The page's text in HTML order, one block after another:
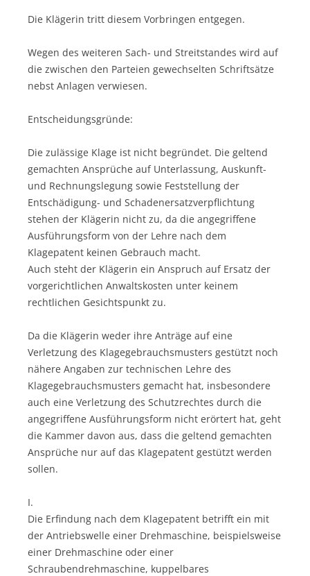
Die Klägerin tritt diesem Vorbringen entgegen.
Wegen des weiteren Sach- und Streitstandes wird auf
die zwischen den Parteien gewechselten Schriftsätze
nebst Anlagen verwiesen.
Entscheidungsgründe:
Die zulässige Klage ist nicht begründet. Die geltend
gemachten Ansprüche auf Unterlassung, Auskunft-
und Rechnungslegung sowie Feststellung der
Entschädigung- und Schadenersatzverpflichtung
stehen der Klägerin nicht zu, da die angegriffene
Ausführungsform von der Lehre nach dem
Klagepatent keinen Gebrauch macht.
Auch steht der Klägerin ein Anspruch auf Ersatz der
vorgerichtlichen Anwaltskosten unter keinem
rechtlichen Gesichtspunkt zu.
Da die Klägerin weder ihre Anträge auf eine
Verletzung des Klagegebrauchsmusters gestützt noch
nähere Angaben zur technischen Lehre des
Klagegebrauchsmusters gemacht hat, insbesondere
auch eine Verletzung des Schutzrechtes durch die
angegriffene Ausführungsform nicht erörtert hat, geht
die Kammer davon aus, dass die geltend gemachten
Ansprüche nur auf das Klagepatent gestützt werden
sollen.
I.
Die Erfindung nach dem Klagepatent betrifft ein mit
der Antriebswelle einer Drehmaschine, beispielsweise
einer Drehmaschine oder einer
Schraubendrehmaschine, kuppelbares